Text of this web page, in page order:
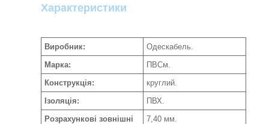
Характеристики
Виробник:
Одескабель.
Марка:
ПВСм.
Конструкція:
круглий.
Ізоляція:
ПВХ.
Розрахункові зовнішні
7,40 мм.